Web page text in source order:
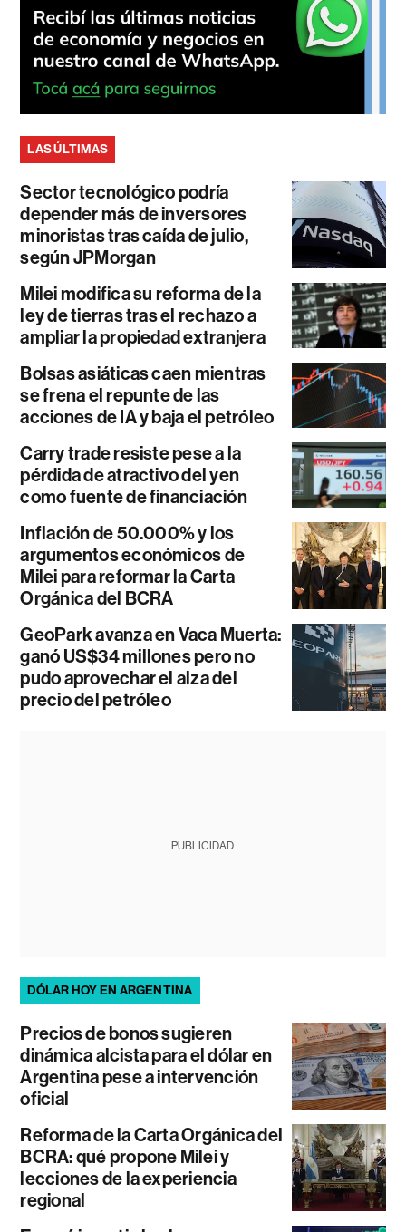
LAS ÚLTIMAS
Sector tecnológico podría
depender más de inversores
minoristas tras caída de julio,
según JPMorgan
Milei modifica su reforma de la
ley de tierras tras el rechazo a
ampliar la propiedad extranjera
Bolsas asiáticas caen mientras
se frena el repunte de las
acciones de IA y baja el petróleo
Carry trade resiste pese a la
pérdida de atractivo del yen
como fuente de financiación
Inflación de 50.000% y los
argumentos económicos de
Milei para reformar la Carta
Orgánica del BCRA
GeoPark avanza en Vaca Muerta:
ganó US$34 millones pero no
pudo aprovechar el alza del
precio del petróleo
PUBLICIDAD
DÓLAR HOY EN ARGENTINA
Precios de bonos sugieren
dinámica alcista para el dólar en
Argentina pese a intervención
oficial
Reforma de la Carta Orgánica del
BCRA: qué propone Milei y
lecciones de la experiencia
regional